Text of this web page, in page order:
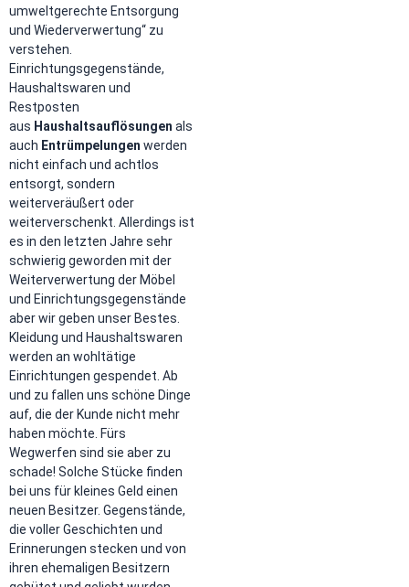
umweltgerechte Entsorgung
und Wiederverwertung“ zu
verstehen.
Einrichtungsgegenstände,
Haushaltswaren und
Restposten
aus Haushaltsauflösungen als
auch Entrümpelungen werden
nicht einfach und achtlos
entsorgt, sondern
weiterveräußert oder
weiterverschenkt. Allerdings ist
es in den letzten Jahre sehr
schwierig geworden mit der
Weiterverwertung der Möbel
und Einrichtungsgegenstände
aber wir geben unser Bestes.
Kleidung und Haushaltswaren
werden an wohltätige
Einrichtungen gespendet. Ab
und zu fallen uns schöne Dinge
auf, die der Kunde nicht mehr
haben möchte. Fürs
Wegwerfen sind sie aber zu
schade! Solche Stücke finden
bei uns für kleines Geld einen
neuen Besitzer. Gegenstände,
die voller Geschichten und
Erinnerungen stecken und von
ihren ehemaligen Besitzern